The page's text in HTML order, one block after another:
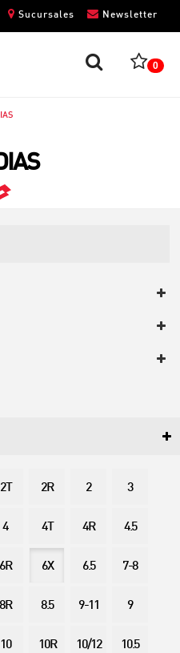
Newsletter
Sucursales
0
2T 2R 2 3
4 4T 4R 4.5
6R 6X 6.5 7-8
8R 8.5 9-11 9
10 10R 10/12 10.5